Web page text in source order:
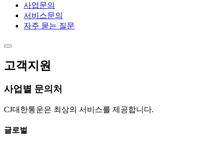
사업문의
서비스문의
자주 묻는 질문
고객지원
사업별 문의처
CJ대한통운은 최상의 서비스를 제공합니다.
글로벌